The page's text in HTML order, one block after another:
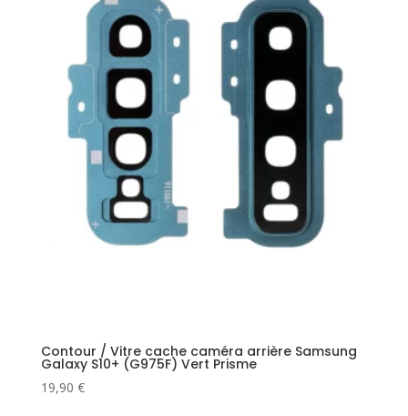
Contour / Vitre cache caméra arrière Samsung
Galaxy S10+ (G975F) Vert Prisme
19,90 €